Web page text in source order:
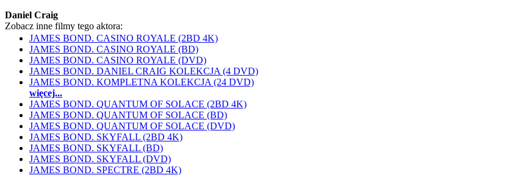
Daniel Craig
Zobacz inne filmy tego aktora:
JAMES BOND. CASINO ROYALE (2BD 4K)
JAMES BOND. CASINO ROYALE (BD)
JAMES BOND. CASINO ROYALE (DVD)
JAMES BOND. DANIEL CRAIG KOLEKCJA (4 DVD)
JAMES BOND. KOMPLETNA KOLEKCJA (24 DVD)
więcej...
JAMES BOND. QUANTUM OF SOLACE (2BD 4K)
JAMES BOND. QUANTUM OF SOLACE (BD)
JAMES BOND. QUANTUM OF SOLACE (DVD)
JAMES BOND. SKYFALL (2BD 4K)
JAMES BOND. SKYFALL (BD)
JAMES BOND. SKYFALL (DVD)
JAMES BOND. SPECTRE (2BD 4K)